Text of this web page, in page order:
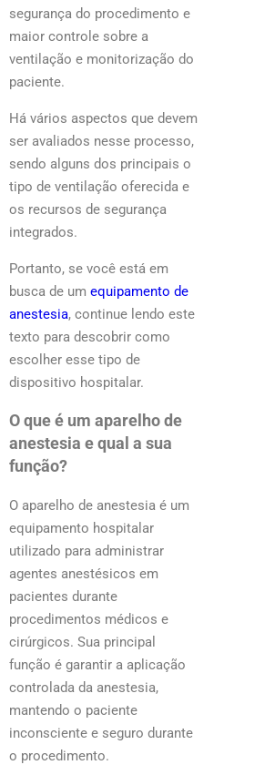
segurança do procedimento e
maior controle sobre a
ventilação e monitorização do
paciente.
Há vários aspectos que devem
ser avaliados nesse processo,
sendo alguns dos principais o
tipo de ventilação oferecida e
os recursos de segurança
integrados.
Portanto, se você está em
busca de um equipamento de
anestesia, continue lendo este
texto para descobrir como
escolher esse tipo de
dispositivo hospitalar.
O que é um aparelho de
anestesia e qual a sua
função?
O aparelho de anestesia é um
equipamento hospitalar
utilizado para administrar
agentes anestésicos em
pacientes durante
procedimentos médicos e
cirúrgicos. Sua principal
função é garantir a aplicação
controlada da anestesia,
mantendo o paciente
inconsciente e seguro durante
o procedimento.